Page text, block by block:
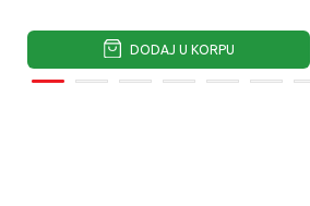
DODAJ U KORPU